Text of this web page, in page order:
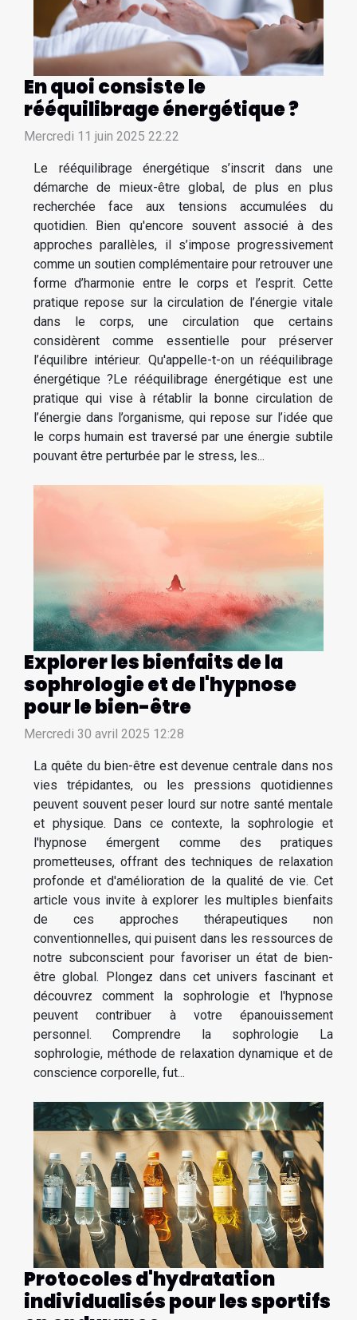
En quoi consiste le
rééquilibrage énergétique ?
Mercredi 11 juin 2025 22:22
Le rééquilibrage énergétique s’inscrit dans une
démarche de mieux-être global, de plus en plus
recherchée face aux tensions accumulées du
quotidien. Bien qu'encore souvent associé à des
approches parallèles, il s’impose progressivement
comme un soutien complémentaire pour retrouver une
forme d’harmonie entre le corps et l’esprit. Cette
pratique repose sur la circulation de l’énergie vitale
dans le corps, une circulation que certains
considèrent comme essentielle pour préserver
l’équilibre intérieur. Qu'appelle-t-on un rééquilibrage
énergétique ?Le rééquilibrage énergétique est une
pratique qui vise à rétablir la bonne circulation de
l’énergie dans l’organisme, qui repose sur l’idée que
le corps humain est traversé par une énergie subtile
pouvant être perturbée par le stress, les...
Explorer les bienfaits de la
sophrologie et de l'hypnose
pour le bien-être
Mercredi 30 avril 2025 12:28
La quête du bien-être est devenue centrale dans nos
vies trépidantes, ou les pressions quotidiennes
peuvent souvent peser lourd sur notre santé mentale
et physique. Dans ce contexte, la sophrologie et
l'hypnose émergent comme des pratiques
prometteuses, offrant des techniques de relaxation
profonde et d'amélioration de la qualité de vie. Cet
article vous invite à explorer les multiples bienfaits
de ces approches thérapeutiques non
conventionnelles, qui puisent dans les ressources de
notre subconscient pour favoriser un état de bien-
être global. Plongez dans cet univers fascinant et
découvrez comment la sophrologie et l'hypnose
peuvent contribuer à votre épanouissement
personnel. Comprendre la sophrologie La
sophrologie, méthode de relaxation dynamique et de
conscience corporelle, fut...
Protocoles d'hydratation
individualisés pour les sportifs